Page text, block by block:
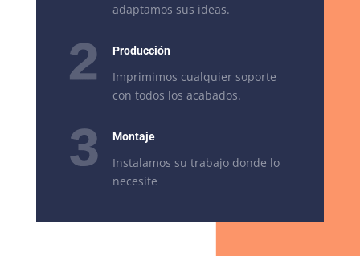
adaptamos sus ideas.
Producción
Imprimimos cualquier soporte
con todos los acabados.
Montaje
Instalamos su trabajo donde lo
necesite